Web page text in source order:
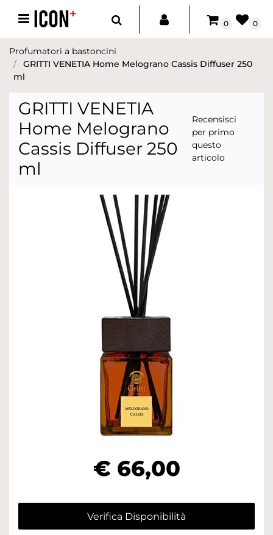
Open menu
0 0
Profumatori a bastoncini
GRITTI VENETIA Home Melograno Cassis Diffuser 250
ml
GRITTI VENETIA
Home Melograno
Cassis Diffuser 250
ml
Recensisci
per primo
questo
articolo
€ 66,00
Verifica Disponibilità